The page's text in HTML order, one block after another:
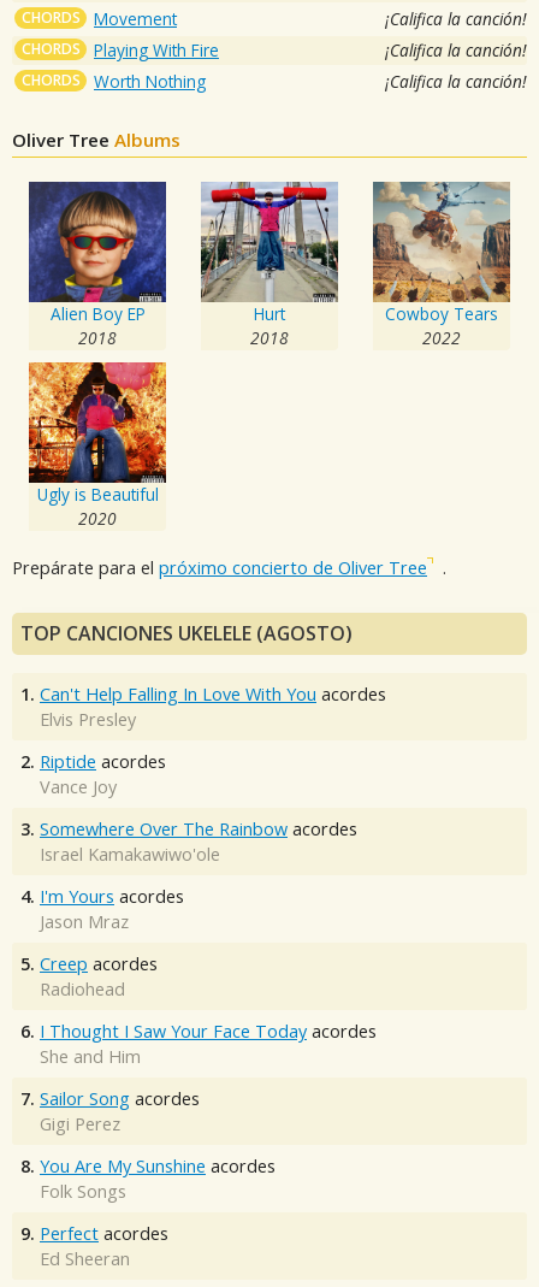
CHORDS Movement ¡Califica la canción!
CHORDS Playing With Fire ¡Califica la canción!
CHORDS Worth Nothing ¡Califica la canción!
Oliver Tree Albums
Alien Boy EP
2018
Hurt
2018
Cowboy Tears
2022
Ugly is Beautiful
2020
Prepárate para el próximo concierto de Oliver Tree .
TOP CANCIONES UKELELE (AGOSTO)
1. Can't Help Falling In Love With You acordes
Elvis Presley
2. Riptide acordes
Vance Joy
3. Somewhere Over The Rainbow acordes
Israel Kamakawiwo'ole
4. I'm Yours acordes
Jason Mraz
5. Creep acordes
Radiohead
6. I Thought I Saw Your Face Today acordes
She and Him
7. Sailor Song acordes
Gigi Perez
8. You Are My Sunshine acordes
Folk Songs
9. Perfect acordes
Ed Sheeran